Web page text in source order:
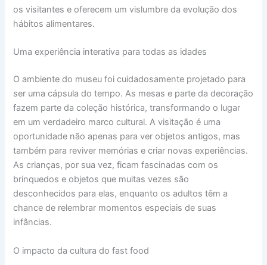
os visitantes e oferecem um vislumbre da evolução dos
hábitos alimentares.
Uma experiência interativa para todas as idades
O ambiente do museu foi cuidadosamente projetado para
ser uma cápsula do tempo. As mesas e parte da decoração
fazem parte da coleção histórica, transformando o lugar
em um verdadeiro marco cultural. A visitação é uma
oportunidade não apenas para ver objetos antigos, mas
também para reviver memórias e criar novas experiências.
As crianças, por sua vez, ficam fascinadas com os
brinquedos e objetos que muitas vezes são
desconhecidos para elas, enquanto os adultos têm a
chance de relembrar momentos especiais de suas
infâncias.
O impacto da cultura do fast food